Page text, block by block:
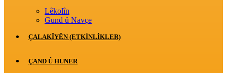
Lêkolîn
Gund û Navçe
ÇALAKÎYÊN (ETKINLIKLER)
ÇAND Û HUNER